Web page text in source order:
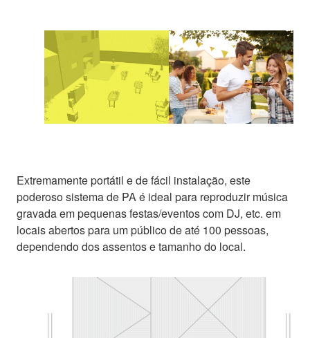
Extremamente portátil e de fácil instalação, este
poderoso sistema de PA é ideal para reproduzir música
gravada em pequenas festas/eventos com DJ, etc. em
locais abertos para um público de até 100 pessoas,
dependendo dos assentos e tamanho do local.